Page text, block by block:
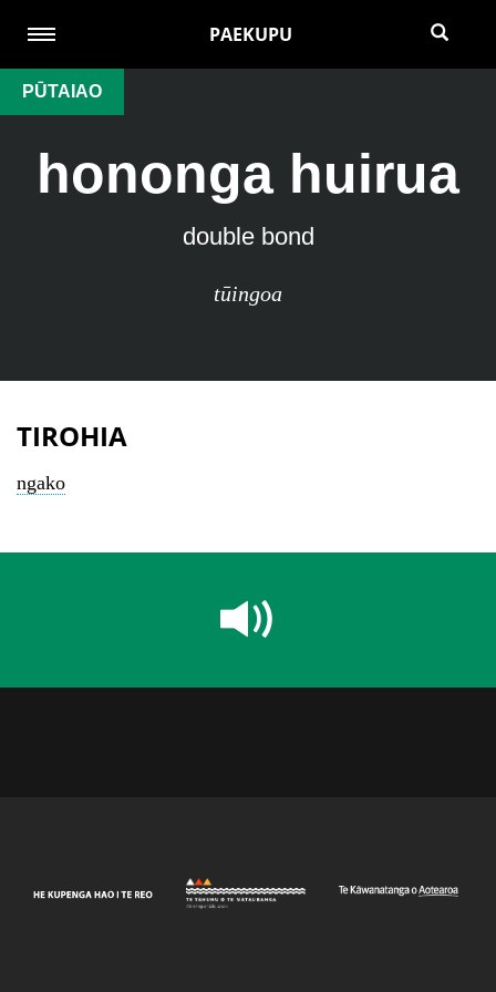
PAEKUPU
PŪTAIAO
hononga huirua
double bond
tūingoa
TIROHIA
ngako